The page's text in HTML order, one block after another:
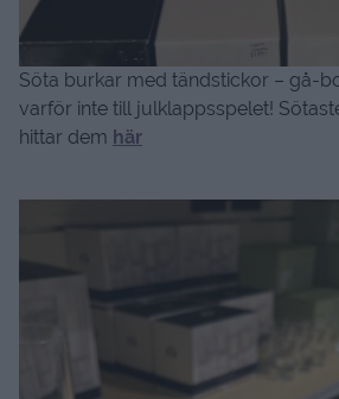
Söta burkar med tändstickor – gå-
varför inte till julklappsspelet!
hittar dem här